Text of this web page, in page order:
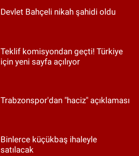
Devlet Bahçeli nikah şahidi oldu
Teklif komisyondan geçti! Türkiye
için yeni sayfa açılıyor
Trabzonspor'dan "haciz" açıklaması
Binlerce küçükbaş ihaleyle
satılacak